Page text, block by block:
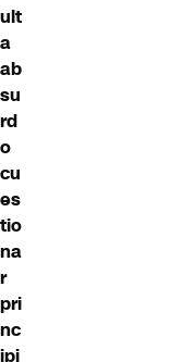
ult
a
ab
su
rd
o
cu
es
tio
na
r
pri
nc
ipi